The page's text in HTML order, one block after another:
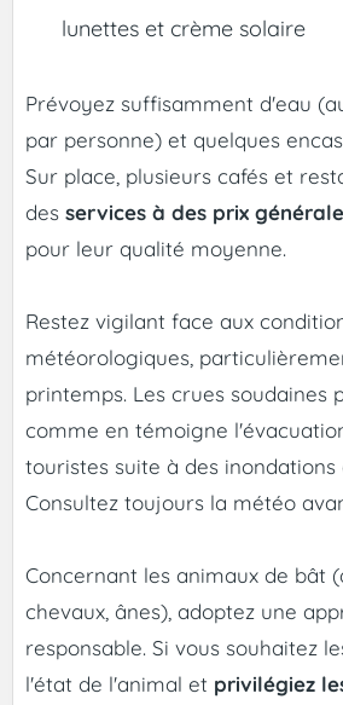
lunettes et crème solaire
Prévoyez suffisamment d'eau
par personne) et quelques
Sur place, plusieurs cafés et
des services à des prix
pour leur qualité moyenne.
Restez vigilant face aux
météorologiques,
printemps. Les crues soudaines
comme en témoigne
touristes suite à des inondations
Consultez toujours la météo
Concernant les animaux de bât
chevaux, ânes), adoptez une
responsable. Si vous souhaitez
l'état de l'animal et privilégiez